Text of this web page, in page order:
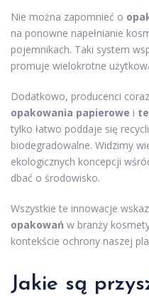
Nie można zapomnieć o
na ponowne napełnianie
pojemnikach. Taki system
promuje wielokrotne
Dodatkowo, producenci
opakowania papierowe i
tylko łatwo poddaje się
biodegradowalne. Widzimy
ekologicznych koncepcji
dbać o środowisko.
Wszystkie te innowacje
opakowań w branży
kontekście ochrony naszej
Jakie są